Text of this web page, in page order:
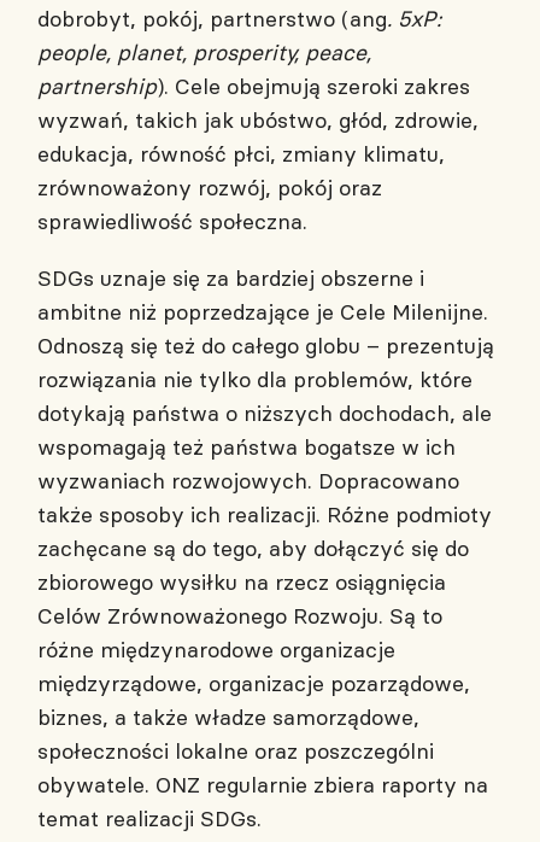
dobrobyt, pokój, partnerstwo (ang. 5xP:
people, planet, prosperity, peace,
partnership). Cele obejmują szeroki zakres
wyzwań, takich jak ubóstwo, głód, zdrowie,
edukacja, równość płci, zmiany klimatu,
zrównoważony rozwój, pokój oraz
sprawiedliwość społeczna.
SDGs uznaje się za bardziej obszerne i
ambitne niż poprzedzające je Cele Milenijne.
Odnoszą się też do całego globu – prezentują
rozwiązania nie tylko dla problemów, które
dotykają państwa o niższych dochodach, ale
wspomagają też państwa bogatsze w ich
wyzwaniach rozwojowych. Dopracowano
także sposoby ich realizacji. Różne podmioty
zachęcane są do tego, aby dołączyć się do
zbiorowego wysiłku na rzecz osiągnięcia
Celów Zrównoważonego Rozwoju. Są to
różne międzynarodowe organizacje
międzyrządowe, organizacje pozarządowe,
biznes, a także władze samorządowe,
społeczności lokalne oraz poszczególni
obywatele. ONZ regularnie zbiera raporty na
temat realizacji SDGs.